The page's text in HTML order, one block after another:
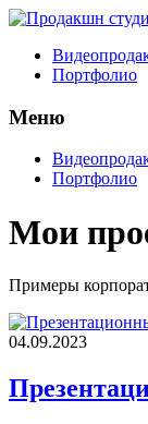
Портфолио
Меню
Портфолио
Мои
Примеры
04.09.2023